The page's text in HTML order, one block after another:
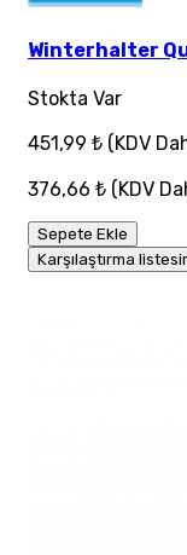
Winterhalter
Stokta Var
451,99 ₺ (KDV
376,66 ₺ (KDV
Sepete Ekle
Karşılaştırma